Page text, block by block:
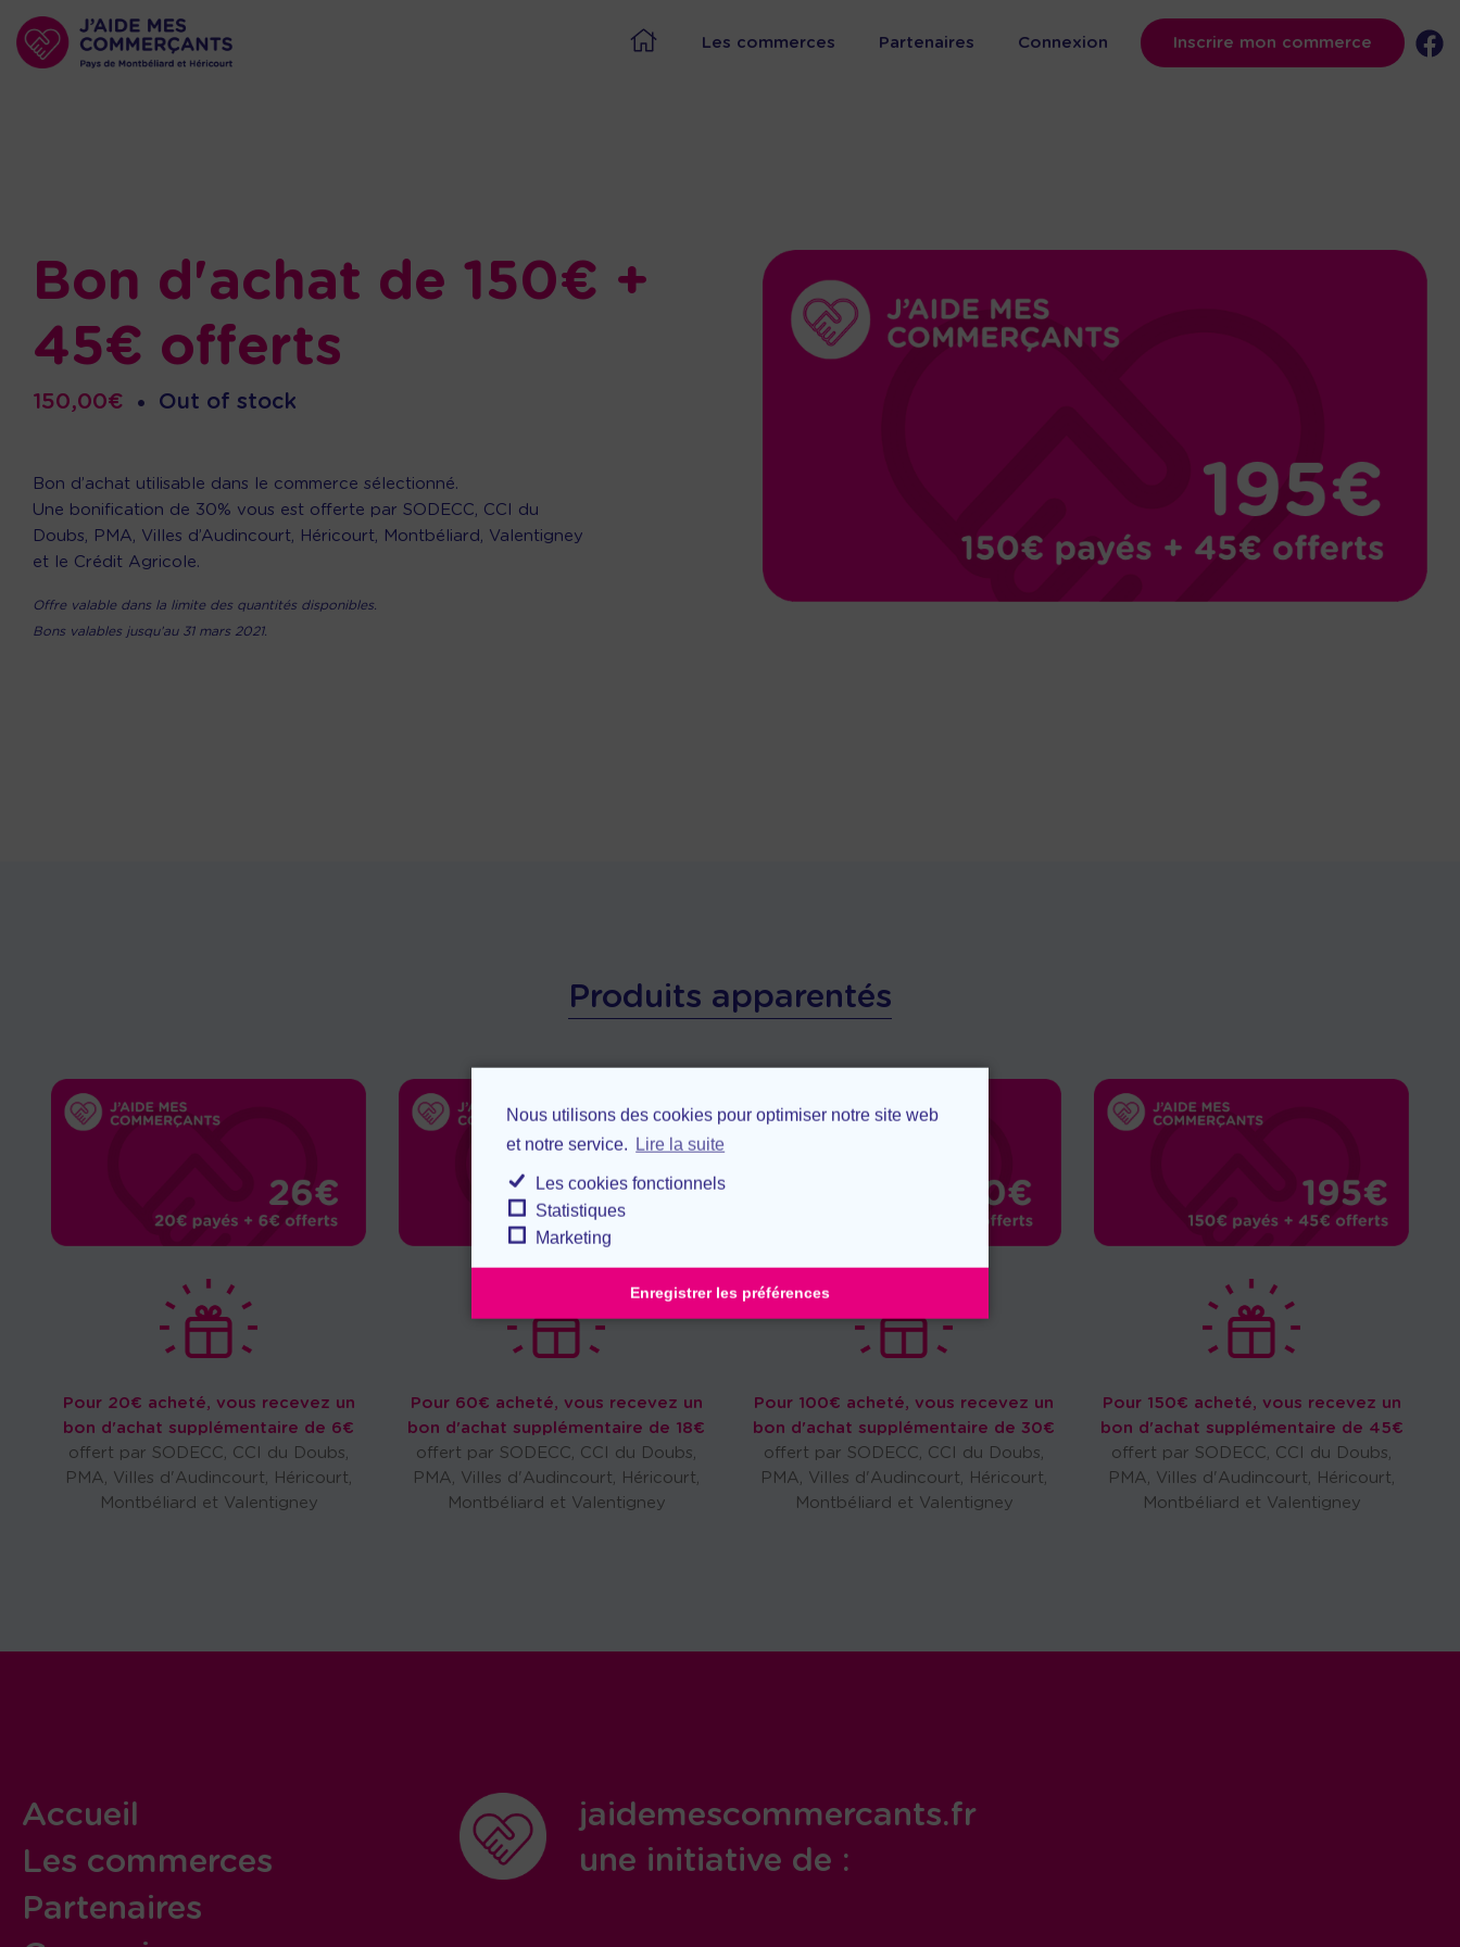
Nous utilisons des cookies pour optimiser notre site web
et notre service.
Lire la suite
Les cookies fonctionnels
Statistiques
Marketing
Enregistrer les préférences
Les commerces Partenaires Connexion Inscrire mon commerce
Bon d'achat de 150€ +
45€ offerts
150,00€ • Out of stock
Bon d’achat utilisable dans le commerce sélectionné.
Une bonification de 30% vous est offerte par SODECC, CCI du
Doubs, PMA, Villes d’Audincourt, Héricourt, Montbéliard, Valentigney
et le Crédit Agricole.
Offre valable dans la limite des quantités disponibles.
Bons valables jusqu’au 31 mars 2021.
Produits apparentés
Pour 20€ acheté, vous recevez un
bon d'achat supplémentaire de 6€
offert par SODECC, CCI du Doubs,
PMA, Villes d'Audincourt, Héricourt,
Montbéliard et Valentigney
Pour 60€ acheté, vous recevez un
bon d'achat supplémentaire de 18€
offert par SODECC, CCI du Doubs,
PMA, Villes d'Audincourt, Héricourt,
Montbéliard et Valentigney
Pour 100€ acheté, vous recevez un
bon d'achat supplémentaire de 30€
offert par SODECC, CCI du Doubs,
PMA, Villes d'Audincourt, Héricourt,
Montbéliard et Valentigney
Pour 150€ acheté, vous recevez un
bon d'achat supplémentaire de 45€
offert par SODECC, CCI du Doubs,
PMA, Villes d'Audincourt, Héricourt,
Montbéliard et Valentigney
Accueil
Les commerces
Partenaires
jaidemescommercants.fr
une initiative de :